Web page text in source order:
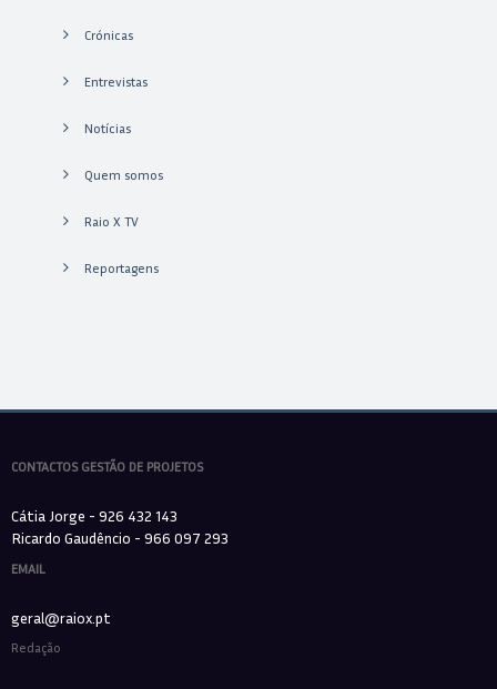
Crónicas
Entrevistas
Notícias
Quem somos
Raio X TV
Reportagens
CONTACTOS GESTÃO DE PROJETOS
Cátia Jorge - 926 432 143
Ricardo Gaudêncio - 966 097 293
EMAIL
geral@raiox.pt
Redação